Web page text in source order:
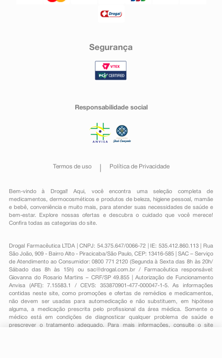
Segurança
Responsabilidade social
Termos de uso Política de Privacidade
Bem-vindo à Drogal! Aqui, você encontra uma seleção completa de
medicamentos , dermocosméticos e produtos de beleza, higiene pessoal ,mamãe
e bebê, conveniênciae muito mais, para atender suas necessidades de saúde e
bem-estar. Explore nossas ofertas e descubra o cuidado que você merece!
Confira todas as categorias do site.
Drogal Farmacêutica LTDA | CNPJ: 54.375.647/0066-72 | IE: 535.412.860.113 | Rua
São João, 909 - Bairro Alto - Piracicaba/São Paulo, CEP: 13416-585 | SAC – Serviço
de Atendimento ao Consumidor: 0800 771 2120 (Segunda à Sexta das 8h às 20h/
Sábado das 8h às 15h) ou sac@drogal.com.br/ Farmacêutica responsável:
Giovanna do Rosario Martins – CRF/SP 49.855 | Autorização de Funcionamento
Anvisa (AFE): 7.15583.1 / CEVS: 353870901-477-000047-1-5. As informações
contidas neste site, como promoções e ofertas de remédios e medicamentos,
não devem ser usadas para automedicação e não substituem, em hipótese
alguma, a medicação prescrita pelo profissional da área médica. Somente o
médico está em condições de diagnosticar qualquer problema de saúde e
prescrever o tratamento adequado. Para mais informações, consulte o site